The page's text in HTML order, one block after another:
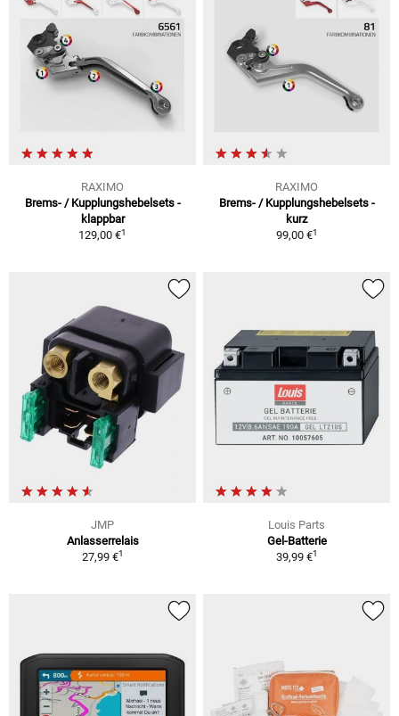
RAXIMO
Brems- / Kupplungshebelsets -
klappbar
129,00 €1
RAXIMO
Brems- / Kupplungshebelsets -
kurz
99,00 €1
JMP
Anlasserrelais
27,99 €1
Louis Parts
Gel-Batterie
39,99 €1